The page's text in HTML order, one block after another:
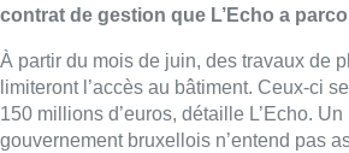
contrat de gestion que L’Echo a
À partir du mois de juin, des travaux de
limiteront l’accès au bâtiment. Ceux-ci
150 millions d’euros, détaille L’Echo.
gouvernement bruxellois n’entend pas